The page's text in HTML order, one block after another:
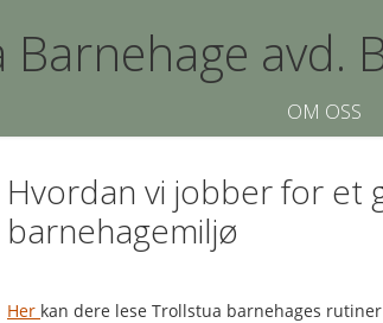
avd.
OM OSS
Hvordan vi jobber for et
barnehagemiljø
Her kan dere lese Trollstua barnehages